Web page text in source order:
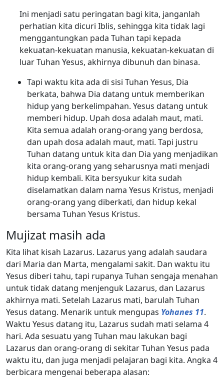
Ini menjadi satu peringatan bagi kita, janganlah
perhatian kita dicuri Iblis, sehingga kita tidak lagi
menggantungkan pada Tuhan tapi kepada
kekuatan-kekuatan manusia, kekuatan-kekuatan di
luar Tuhan Yesus, akhirnya dibunuh dan binasa.
Tapi waktu kita ada di sisi Tuhan Yesus, Dia
berkata, bahwa Dia datang untuk memberikan
hidup yang berkelimpahan. Yesus datang untuk
memberi hidup. Upah dosa adalah maut, mati.
Kita semua adalah orang-orang yang berdosa,
dan upah dosa adalah maut, mati. Tapi justru
Tuhan datang untuk kita dan Dia yang menjadikan
kita orang-orang yang seharusnya mati menjadi
hidup kembali. Kita bersyukur kita sudah
diselamatkan dalam nama Yesus Kristus, menjadi
orang-orang yang diberkati, dan hidup kekal
bersama Tuhan Yesus Kristus.
Mujizat masih ada
Kita lihat kisah Lazarus. Lazarus yang adalah saudara
dari Maria dan Marta, mengalami sakit. Dan waktu itu
Yesus diberi tahu, tapi rupanya Tuhan sengaja menahan
untuk tidak datang menjenguk Lazarus, dan Lazarus
akhirnya mati. Setelah Lazarus mati, barulah Tuhan
Yesus datang. Menarik untuk mengupas Yohanes 11.
Waktu Yesus datang itu, Lazarus sudah mati selama 4
hari. Ada sesuatu yang Tuhan mau lakukan bagi
Lazarus dan orang-orang di sekitar Tuhan Yesus pada
waktu itu, dan juga menjadi pelajaran bagi kita. Angka 4
berbicara mengenai beberapa alasan: